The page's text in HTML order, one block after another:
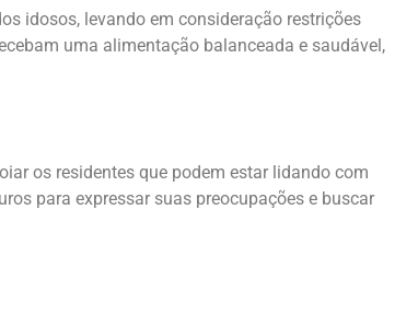
idosos, levando em consideração restrições
uma alimentação balanceada e saudável,
os residentes que podem estar lidando com
para expressar suas preocupações e buscar